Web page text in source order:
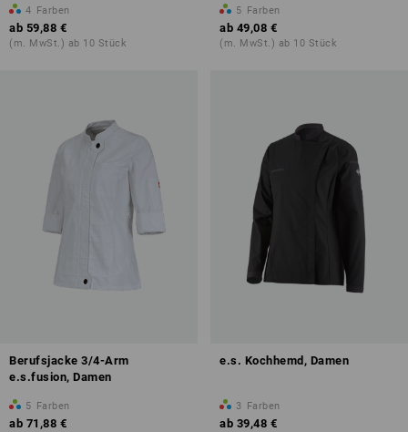
4 Farben
ab 59,88 €
(m. MwSt.) ab 10 Stück
5 Farben
ab 49,08 €
(m. MwSt.) ab 10 Stück
Berufsjacke 3/4-Arm
e.s.fusion, Damen
5 Farben
ab 71,88 €
e.s. Kochhemd, Damen
3 Farben
ab 39,48 €